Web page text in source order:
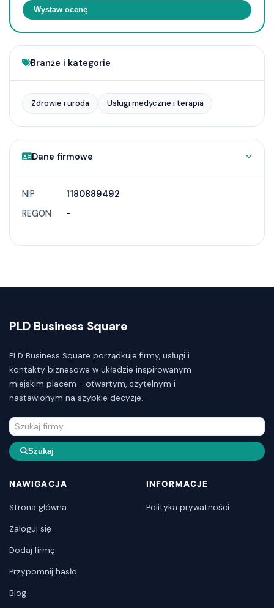
Wystaw ocenę
Branże i kategorie
Zdrowie i uroda Usługi medyczne i terapia
Dane firmowe
NIP
1180889492
REGON
-
PLD Business Square
PLD Business Square porządkuje firmy, usługi i
kontakty biznesowe w układzie inspirowanym
miejskim placem - otwartym, czytelnym i
nastawionym na szybkie decyzje.
Szukaj
NAWIGACJA
Strona główna
Zaloguj się
Dodaj firmę
Przypomnij hasło
Blog
INFORMACJE
Polityka prywatności